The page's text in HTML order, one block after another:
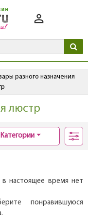
разного назначения
люстр
Категории
настоящее время нет
понравившуюся